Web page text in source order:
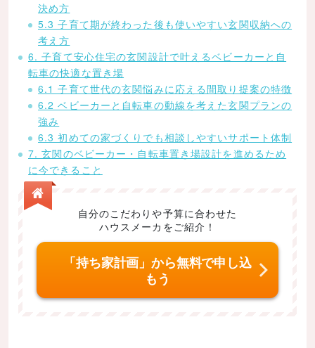
決め方
5.3 子育て期が終わった後も使いやすい玄関収納への
考え方
6. 子育て安心住宅の玄関設計で叶えるベビーカーと自
転車の快適な置き場
6.1 子育て世代の玄関悩みに応える間取り提案の特徴
6.2 ベビーカーと自転車の動線を考えた玄関プランの
強み
6.3 初めての家づくりでも相談しやすいサポート体制
7. 玄関のベビーカー・自転車置き場設計を進めるため
に今できること
自分のこだわりや予算に合わせた
ハウスメーカをご紹介！
「持ち家計画」から無料で申し込
もう